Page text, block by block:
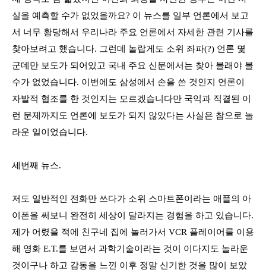
실을 예측할 수가 없었을까요? 이 뉴스를 일부 언론에서 보고
서 너무 황당해서 우리나라 주요 언론에서 자세한 관련 기사를
찾아보려고 했습니다. 그런데 놀랍게도 소위 좌파(?) 언론 몇
군데만 보도가 되어있고 국내 주요 신문에서는 찾아 볼래야 볼
수가 없었습니다. 이번에도 삼성에서 손을 쓴 것인지 언론이
자발적 협조를 한 것인지는 모르겠습니다만 국익과 직결된 이
런 문제까지도 언론에 보도가 되지 않았다는 사실은 참으로 놀
라운 일이었습니다.
세번째 뉴스.
저도 일반적인 전화만 쓰다가 소위 스마트폰이라는 애플의 아
이폰을 써보니 완전히 세상이 달라지는 경험을 하고 있습니다.
제가 어렸을 적에 친구네 집에 놀러가서 VCR 플레이어를 이용
해 영화 E.T.를 보면서 과학기술이라는 것이 이다지도 놀라운
것이구나 하고 감동을 느낀 이후 정말 신기한 것을 많이 보았